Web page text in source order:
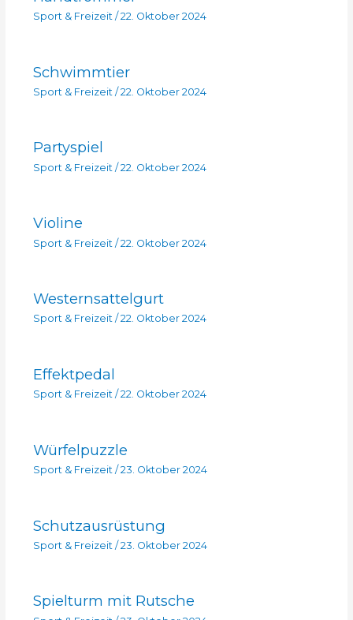
Sport & Freizeit/ 22. Oktober 2024
Schwimmtier
Sport & Freizeit/ 22. Oktober 2024
Partyspiel
Sport & Freizeit / 22. Oktober 2024
Violine
Sport & Freizeit /22. Oktober 2024
Westernsattelgurt
Sport & Freizeit/ 22. Oktober 2024
Effektpedal
Sport & Freizeit/ 22. Oktober 2024
Würfelpuzzle
Sport & Freizeit/ 23. Oktober 2024
Schutzausrüstung
Sport & Freizeit / 23. Oktober 2024
Spielturm mit Rutsche